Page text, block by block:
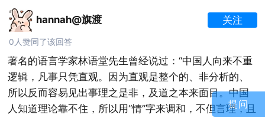
提问
hannah@旗渡 关注
0人赞同了该回答
著名的语言学家林语堂先生曾经说过：“中国人向来不重
逻辑，凡事只凭直观。因为直观是整个的、非分析的、
所以反而容易见出事理之是非，及道之本来面目。中国
人知道理论靠不住，所以用“情”字来调和，不但言理，且